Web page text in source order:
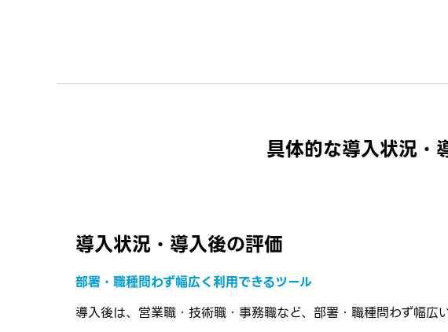
具体的な導入状況・
導入状況・導入後の評価
部署・職種問わず幅広く利用できるツール
導入後は、営業職・技術職・事務職など、部署・職種問わず幅